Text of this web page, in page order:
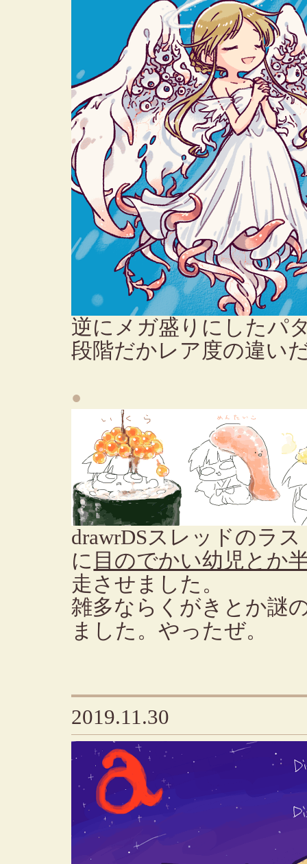
逆にメガ盛りにしたパ
段階だかレア度の違い
●
drawrDSスレッドのラ
に 目のでかい幼児とか
走させました。
雑多ならくがきとか謎
ました。やったぜ。
2019.11.30